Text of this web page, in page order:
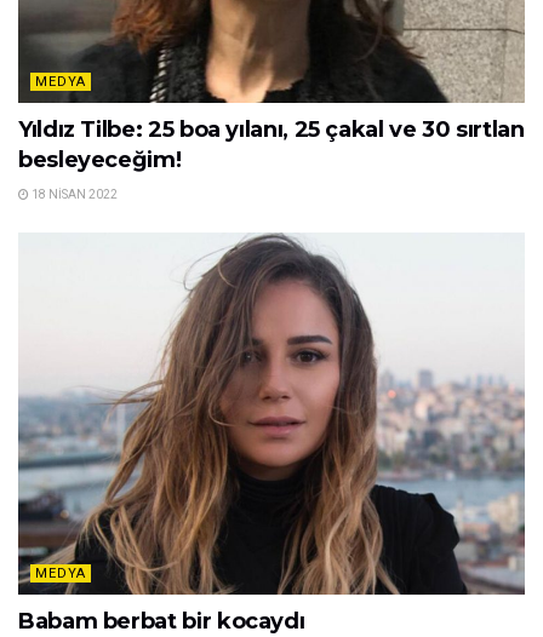
MEDYA
Yıldız Tilbe: 25 boa yılanı, 25 çakal ve 30 sırtlan
besleyeceğim!
18 NISAN 2022
MEDYA
Babam berbat bir kocaydı